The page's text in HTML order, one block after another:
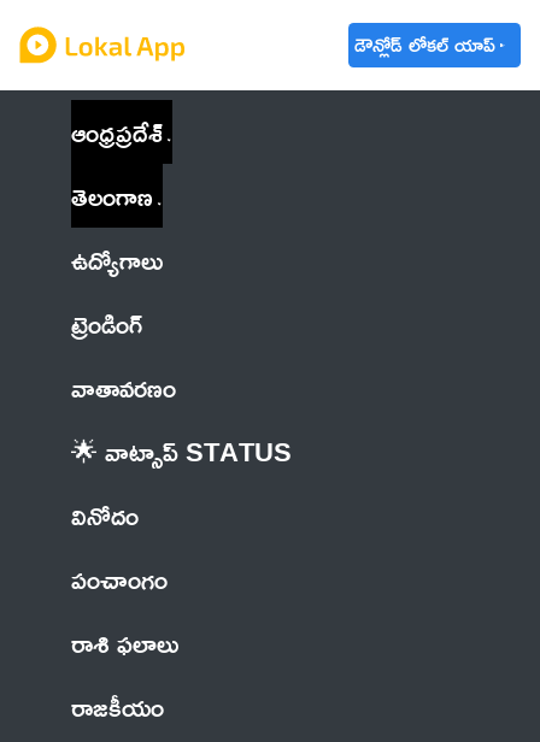
డౌన్లోడ్ లోకల్ యాప్
ఆంధ్రప్రదేశ్
తెలంగాణ
ఉద్యోగాలు
ట్రెండింగ్
వాతావరణం
🌟 వాట్సాప్ STATUS
వినోదం
పంచాంగం
రాశి ఫలాలు
రాజకీయం